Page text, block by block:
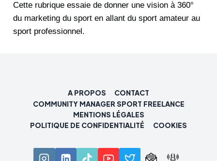
Cette rubrique essaie de donner une vision à 360°
du marketing du sport en allant du sport amateur au
sport professionnel.
A PROPOS
CONTACT
COMMUNITY MANAGER SPORT FREELANCE
MENTIONS LÉGALES
POLITIQUE DE CONFIDENTIALITÉ
COOKIES